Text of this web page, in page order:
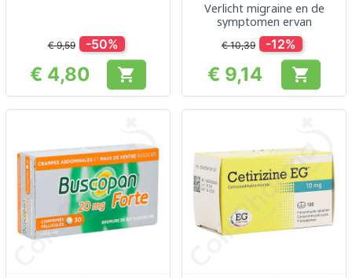
€ 9,59 -50%
Prijs
€ 4,80 
Verlicht migraine en de
symptomen ervan
€ 10,39 -12%
Prijs
€ 9,14 